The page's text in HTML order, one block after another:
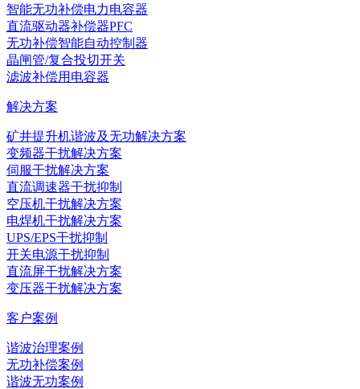
智能无功补偿电力电容器
直流驱动器补偿器PFC
无功补偿智能自动控制器
晶闸管/复合投切开关
滤波补偿用电容器
解决方案
矿井提升机谐波及无功解决方案
变频器干扰解决方案
伺服干扰解决方案
直流调速器干扰抑制
空压机干扰解决方案
电焊机干扰解决方案
UPS/EPS干扰抑制
开关电源干扰抑制
直流屏干扰解决方案
变压器干扰解决方案
客户案例
谐波治理案例
无功补偿案例
谐波无功案例